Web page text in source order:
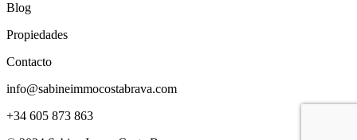
Blog
Propiedades
Contacto
info@sabineimmocostabrava.com
+34 605 873 863